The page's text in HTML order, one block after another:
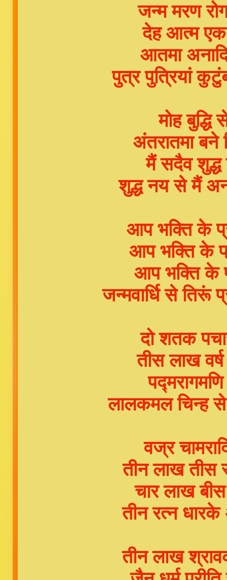
जन्म मरण
देह आत्म
आतमा
पुत्र पुत्रियां
मोह बुद्धि
अंतरातमा
मैं सदैव शुद्ध
शुद्ध नय से मैं
आप भक्ति के
आप भक्ति के
आप भक्ति के
जन्मवार्धि से
दो शतक
तीस लाख
लालकमल चिन्ह
वज्र
तीन लाख तीस
चार लाख
तीन रत्न
तीन लाख